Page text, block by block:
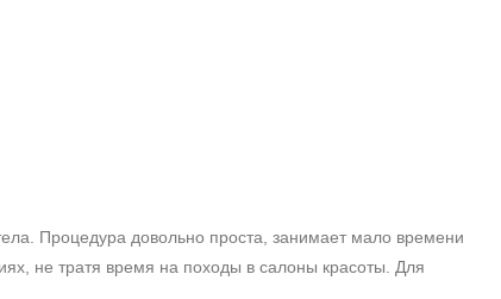
Процедура довольно проста, занимает мало времени
не тратя время на походы в салоны красоты. Для